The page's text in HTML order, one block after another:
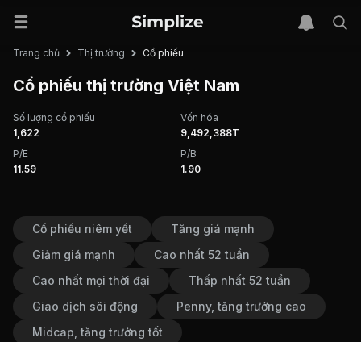
Trang chủ Thị trường Cổ phiếu
Cổ phiếu thị trường Việt Nam
Số lượng cổ phiếu
1,622
Vốn hóa
9,492,388T
P/E
11.59
P/B
1.90
Cổ phiếu niêm yết
Tăng giá mạnh
Giảm giá mạnh
Cao nhất 52 tuần
Cao nhất mọi thời đại
Thấp nhất 52 tuần
Giao dịch sôi động
Penny, tăng trưởng cao
Midcap, tăng trưởng tốt